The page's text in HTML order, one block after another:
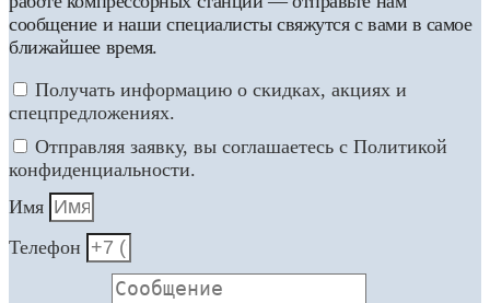
сообщение и наши специалисты свяжутся с вами в самое
ближайшее время.
Получать информацию о скидках, акциях и
спецпредложениях.
Отправляя заявку, вы соглашаетесь с Политикой
конфиденциальности.
Имя
Телефон